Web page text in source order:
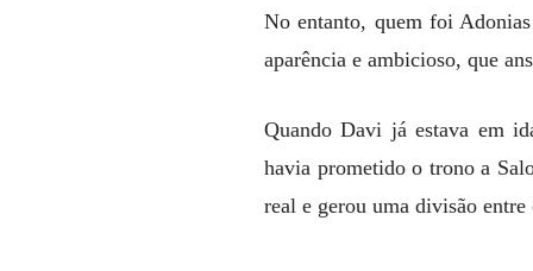
No entanto, quem foi
aparência e ambicioso, que
Quando Davi já estava em
havia prometido o trono a
real e gerou uma divisão